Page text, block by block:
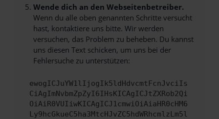
Wende dich an den Webseitenbetreiber.
Wenn du alle oben genannten Schritte versucht
hast, kontaktiere uns bitte. Wir werden
versuchen, das Problem zu beheben. Du kannst
uns diesen Text schicken, um uns bei der
Fehlersuche zu unterstützen:
ewogICJuYW1lIjogIk5ldHdvcmtFcnJvciIs
CiAgImNvbmZpZyI6IHsKICAgICJtZXRob2Qi
OiAiR0VUIiwKICAgICJ1cmwiOiAiaHR0cHM6
Ly9hcGkueC5ha3MtcHJvZC5hdWRhcmlzLm5l